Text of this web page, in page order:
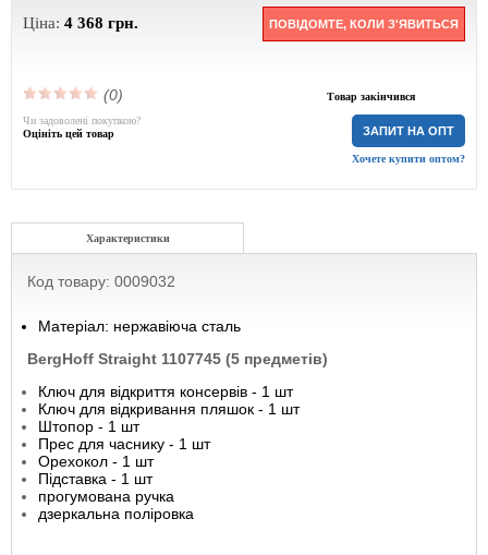
Ціна: 4 368 грн. ПОВІДОМТЕ, КОЛИ З'ЯВИТЬСЯ
(0) Товар закінчився
ЗАПИТ НА ОПТ
Хочете купити оптом?
Чи задоволені покупкою?
Оцініть цей товар
Характеристики
Код товару: 0009032
Матеріал: нержавіюча сталь
BergHoff Straight 1107745 (5 предметів)
Ключ для відкриття консервів - 1 шт
Ключ для відкривання пляшок - 1 шт
Штопор - 1 шт
Прес для часнику - 1 шт
Орехокол - 1 шт
Підставка - 1 шт
прогумована ручка
дзеркальна поліровка